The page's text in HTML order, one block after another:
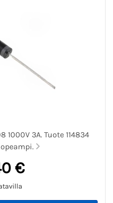
1000V 3A. Tuote 114834
€